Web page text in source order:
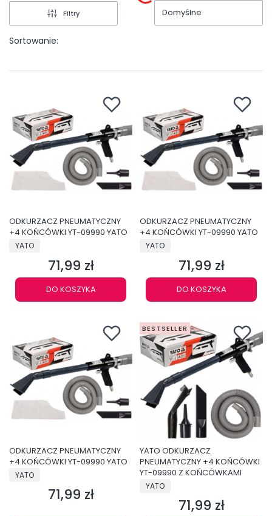
Filtry
Sortowanie:
Domyślne
ODKURZACZ PNEUMATYCZNY
+4 KOŃCÓWKI YT-09990 YATO
PRODUCENT
YATO
Cena
71,99 zł
DO KOSZYKA
ODKURZACZ PNEUMATYCZNY
+4 KOŃCÓWKI YT-09990 YATO
PRODUCENT
YATO
Cena
71,99 zł
DO KOSZYKA
ODKURZACZ PNEUMATYCZNY
+4 KOŃCÓWKI YT-09990 YATO
PRODUCENT
YATO
Cena
71,99 zł
BESTSELLER
YATO ODKURZACZ
PNEUMATYCZNY +4 KOŃCÓWKI
YT-09990 Z KOŃCÓWKAMI
PRODUCENT
YATO
Cena
71,99 zł